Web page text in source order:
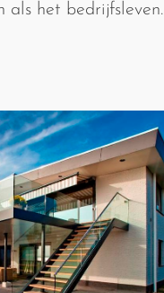
als het bedrijfsleven.